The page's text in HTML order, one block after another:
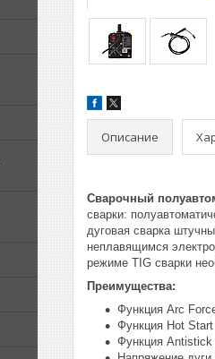
Описание
Сварочный
сварки:
дуговая сварка
неплавящимся
режиме TIG сварки
Преимущества:
Функция Arc
Функция Hot
Функция